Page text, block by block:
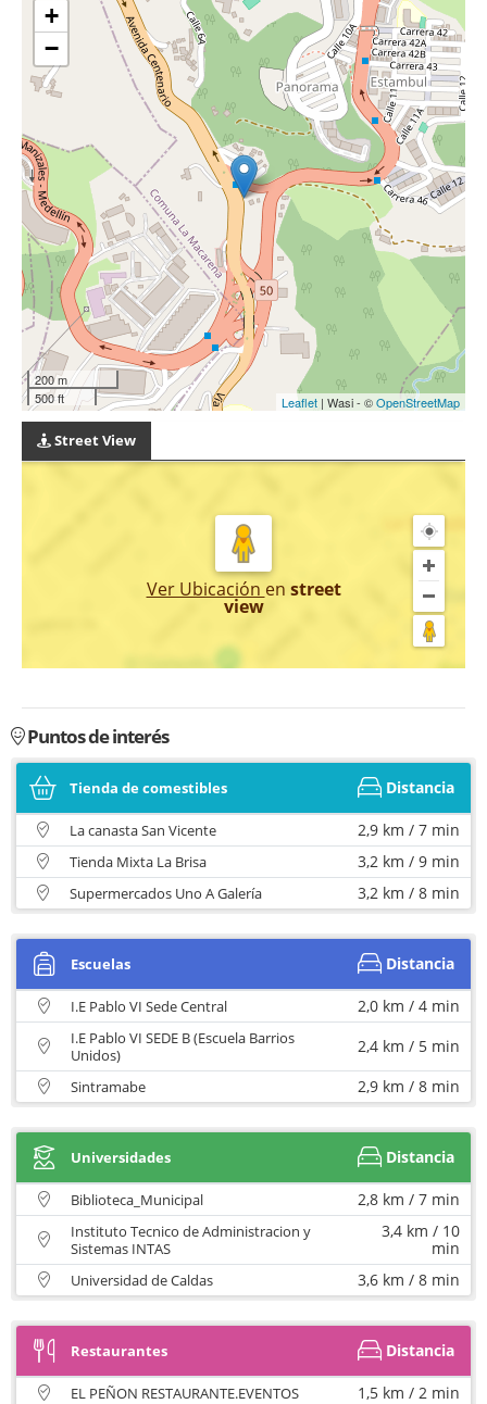
+
−
200 m
500 ft
Leaflet | Wasi - ©OpenStreetMap
Street View
Ver Ubicación en street
view
Puntos de interés
Tienda de comestibles Distancia
La canasta San Vicente 2,9 km / 7 min
Tienda Mixta La Brisa 3,2 km / 9 min
Supermercados Uno A Galería 3,2 km / 8 min
Escuelas Distancia
I.E Pablo VI Sede Central 2,0 km / 4 min
I.E Pablo VI SEDE B (Escuela Barrios
Unidos)
2,4 km / 5 min
Sintramabe 2,9 km / 8 min
Universidades Distancia
Biblioteca_Municipal 2,8 km / 7 min
Instituto Tecnico de Administracion y
Sistemas INTAS
3,4 km / 10
min
Universidad de Caldas 3,6 km / 8 min
Restaurantes Distancia
EL PEÑON RESTAURANTE.EVENTOS 1,5 km / 2 min